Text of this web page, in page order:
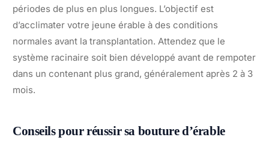
périodes de plus en plus longues. L’objectif est
d’acclimater votre jeune érable à des conditions
normales avant la transplantation. Attendez que le
système racinaire soit bien développé avant de rempoter
dans un contenant plus grand, généralement après 2 à 3
mois.
Conseils pour réussir sa bouture d’érable